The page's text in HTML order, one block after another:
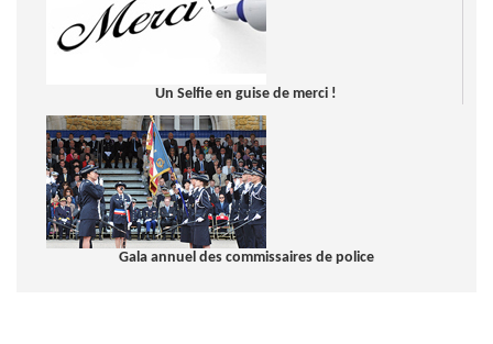
Un Selfie en guise de merci !
Gala annuel des commissaires de police